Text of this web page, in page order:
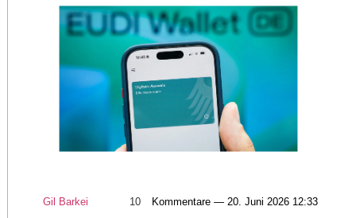
Gil Barkei 10 Kommentare — 20. Juni 2026 12:33